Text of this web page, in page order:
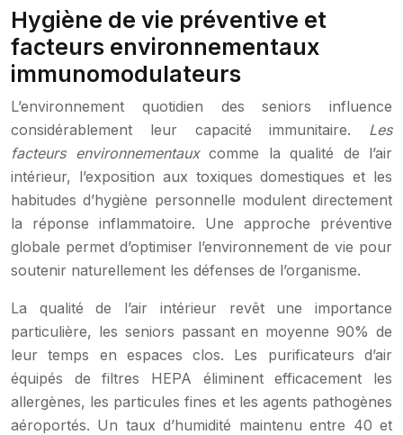
Hygiène de vie préventive et
facteurs environnementaux
immunomodulateurs
L’environnement quotidien des seniors influence
considérablement leur capacité immunitaire. Les
facteurs environnementauxcomme la qualité de l’air
intérieur, l’exposition aux toxiques domestiques et les
habitudes d’hygiène personnelle modulent directement
la réponse inflammatoire. Une approche préventive
globale permet d’optimiser l’environnement de vie pour
soutenir naturellement les défenses de l’organisme.
La qualité de l’air intérieur revêt une importance
particulière, les seniors passant en moyenne 90% de
leur temps en espaces clos. Les purificateurs d’air
équipés de filtres HEPA éliminent efficacement les
allergènes, les particules fines et les agents pathogènes
aéroportés. Un taux d’humidité maintenu entre 40 et